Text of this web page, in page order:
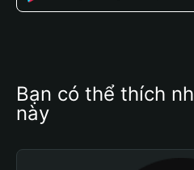
Bạn có thể thích
này